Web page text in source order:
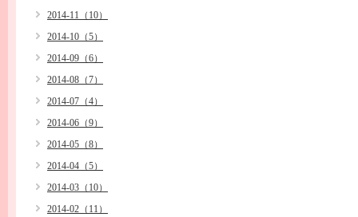
2014-11（10）
2014-10（5）
2014-09（6）
2014-08（7）
2014-07（4）
2014-06（9）
2014-05（8）
2014-04（5）
2014-03（10）
2014-02（11）